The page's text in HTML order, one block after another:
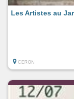
Les Artistes au
CERON